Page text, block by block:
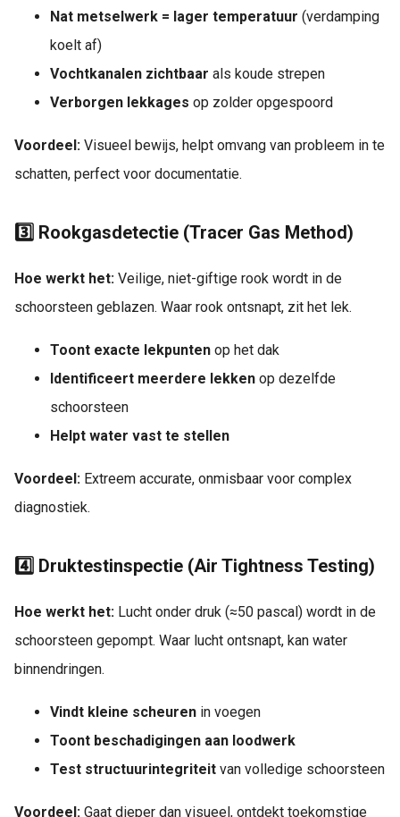
Nat metselwerk = lager temperatuur (verdamping
koelt af)
Vochtkanalen zichtbaar als koude strepen
Verborgen lekkages op zolder opgespoord
Voordeel: Visueel bewijs, helpt omvang van probleem in te
schatten, perfect voor documentatie.
3️⃣ Rookgasdetectie (Tracer Gas Method)
Hoe werkt het: Veilige, niet-giftige rook wordt in de
schoorsteen geblazen. Waar rook ontsnapt, zit het lek.
Toont exacte lekpunten op het dak
Identificeert meerdere lekken op dezelfde
schoorsteen
Helpt water vast te stellen
Voordeel: Extreem accurate, onmisbaar voor complex
diagnostiek.
4️⃣ Druktestinspectie (Air Tightness Testing)
Hoe werkt het: Lucht onder druk (≈50 pascal) wordt in de
schoorsteen gepompt. Waar lucht ontsnapt, kan water
binnendringen.
Vindt kleine scheuren in voegen
Toont beschadigingen aan loodwerk
Test structuurintegriteit van volledige schoorsteen
Voordeel: Gaat dieper dan visueel, ontdekt toekomstige